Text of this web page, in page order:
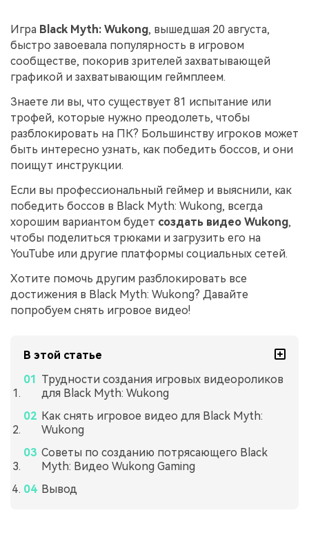
Темы видео
Самые популярные темы
видео на YouTube 2025
Маркетинговый
календарь
Спланируйте маркетинговую
кампанию для своих целей
Центр авторов
Вдохновляйтесь нашими
создателями контента
Специальные
эффекты "сделай
сам"
самостоятельно, как
настоящий профессионал
Сообщество
Блог
Истории клиентов
Клиенты делятся своими
историями с Filmora
Партнёрская
программа
Партнёрство на уровне
Поддержка
Приступая к работе
Игра Black Myth: Wukong, вышедшая 20 августа,
быстро завоевала популярность в игровом
сообществе, покорив зрителей захватывающей
графикой и захватывающим геймплеем.
Знаете ли вы, что существует 81 испытание или
трофей, которые нужно преодолеть, чтобы
разблокировать на ПК? Большинству игроков может
быть интересно узнать, как победить боссов, и они
поищут инструкции.
Если вы профессиональный геймер и выяснили, как
победить боссов в Black Myth: Wukong, всегда
хорошим вариантом будет создать видео Wukong,
чтобы поделиться трюками и загрузить его на
YouTube или другие платформы социальных сетей.
Хотите помочь другим разблокировать все
достижения в Black Myth: Wukong? Давайте
попробуем снять игровое видео!
В этой статье
Трудности создания игровых видеороликов
для Black Myth: Wukong
Как снять игровое видео для Black Myth:
Wukong
Советы по созданию потрясающего Black
Myth: Видео Wukong Gaming
Вывод